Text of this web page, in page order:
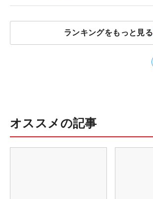
ランキングをもっと見る
オススメの記事